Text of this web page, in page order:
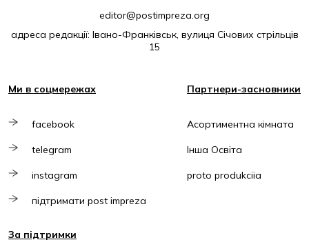
editor@postimpreza.org
адреса редакції: Івано-Франківськ, вулиця Січових стрільців
15
Ми в соцмережах
facebook
telegram
instagram
підтримати post impreza
Партнери-засновники
Асортиментна кімната
Інша Освіта
proto produkciia
За підтримки